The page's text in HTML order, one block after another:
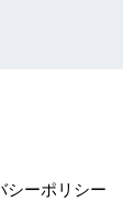
シーポリシー